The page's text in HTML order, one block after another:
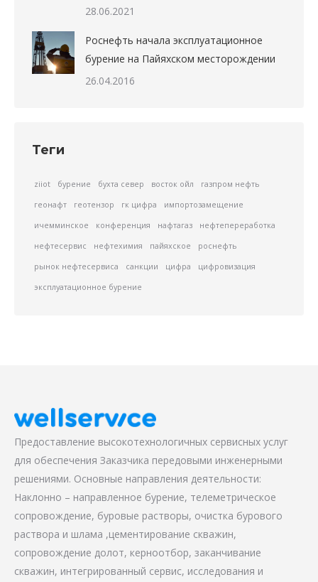
28.06.2021
Роснефть начала эксплуатационное
бурение на Пайяхском месторождении
26.04.2016
Теги
ziiot бурение бухта север восток ойл газпром нефть
геонафт геотензор гк цифра импортозамещение
ичемминское конференция нафтагаз нефтепереработка
нефтесервис нефтехимия пайяхское роснефть
рынок нефтесервиса санкции цифра цифровизация
эксплуатационное бурение
Предоставление высокотехнологичных сервисных услуг
для обеспечения Заказчика передовыми инженерными
решениями. Основные направления деятельности:
Наклонно – направленное бурение, телеметрическое
сопровождение, буровые растворы, очистка бурового
раствора и шлама ,цементирование скважин,
сопровождение долот, керноотбор, заканчивание
скважин, интегрированный сервис, исследования и